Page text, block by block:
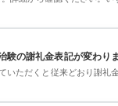
験の謝礼金表記が変わり
いただくと従来どおり謝礼